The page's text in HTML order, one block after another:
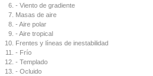
- Viento de gradiente
Masas de aire
- Aire polar
- Aire tropical
Frentes y líneas de inestabilidad
- Frío
- Templado
- Ocluido